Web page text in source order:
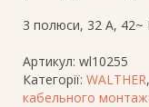
3 полюси, 32 A, 42~
Артикул: wl10255
Категорії: WALTHER,
кабельного